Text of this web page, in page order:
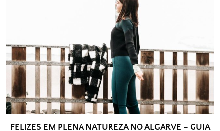
FELIZES EM PLENA NATUREZA NO ALGARVE – GUIA